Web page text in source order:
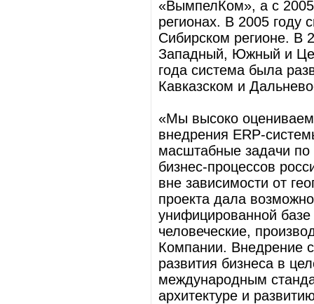
«ВымпелКом», а с 2005
регионах. В 2005 году
Сибирском регионе. В
Западный, Южный и
года система была
Кавказском и
«Мы высоко оцениваем
внедрения ERP-
масштабные задачи по
бизнес-процессов
вне зависимости от
проекта дала
унифицированной
человеческие,
Компании. Внедрение
развития бизнеса в
международным
архитектуре и